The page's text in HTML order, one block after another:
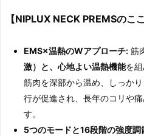
【NIPLUX NECK PREMSのこ
EMS×温熱のWアプローチ: 筋
激）と、心地よい温熱機能を
筋肉を深部から温め、しっか
行が促進され、長年のコリや
す。
5つのモードと16段階の強度調